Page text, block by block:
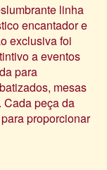
linha
encantador e
exclusiva foi
a eventos
para
mesas
Cada peça da
proporcionar